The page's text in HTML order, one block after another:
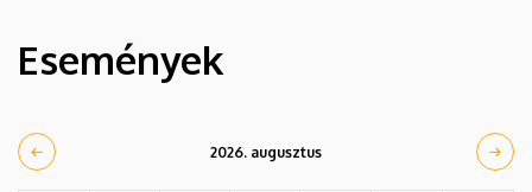
Események
2026. augusztus